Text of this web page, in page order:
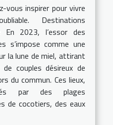
vous inspirer pour vivre
Destinations
2023, l’essor des
s’impose comme une
la lune de miel, attirant
couples désireux de
du commun. Ces lieux,
par des plages
de cocotiers, des eaux